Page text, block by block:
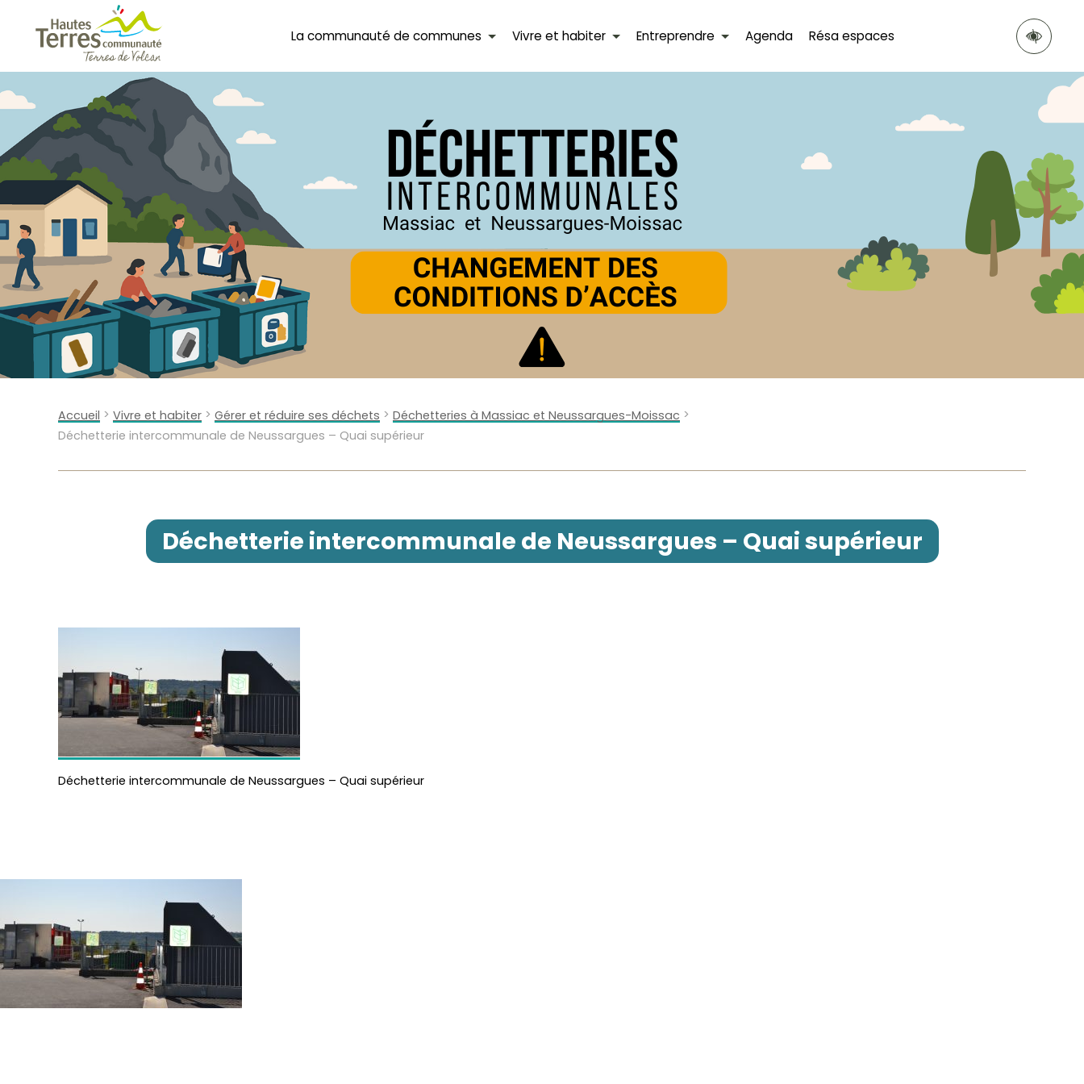
La communauté de communes Vivre et habiter Entreprendre Agenda Résa espaces
Accueil > Vivre et habiter > Gérer et réduire ses déchets > Déchetteries à Massiac et Neussargues-Moissac >
Déchetterie intercommunale de Neussargues – Quai supérieur
Déchetterie intercommunale de Neussargues – Quai supérieur
Déchetterie intercommunale de Neussargues – Quai supérieur